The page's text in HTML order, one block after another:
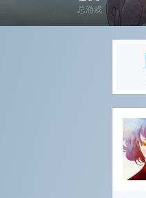
总游戏